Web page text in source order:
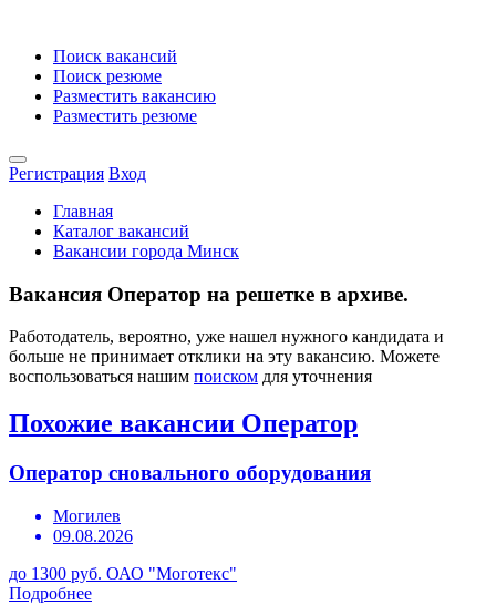
Поиск вакансий
Поиск резюме
Разместить вакансию
Разместить резюме
Регистрация Вход
Главная
Каталог вакансий
Вакансии города Минск
Вакансия Оператор на решетке в архиве.
Работодатель, вероятно, уже нашел нужного кандидата и
больше не принимает отклики на эту вакансию. Можете
воспользоваться нашим поиском для уточнения
Похожие вакансии Оператор
Оператор сновального оборудования
Могилев
09.08.2026
до 1300 руб. ОАО "Моготекс"
Подробнее